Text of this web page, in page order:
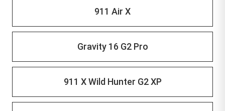
911 Air X
Gravity 16 G2 Pro
911 X Wild Hunter G2 XP